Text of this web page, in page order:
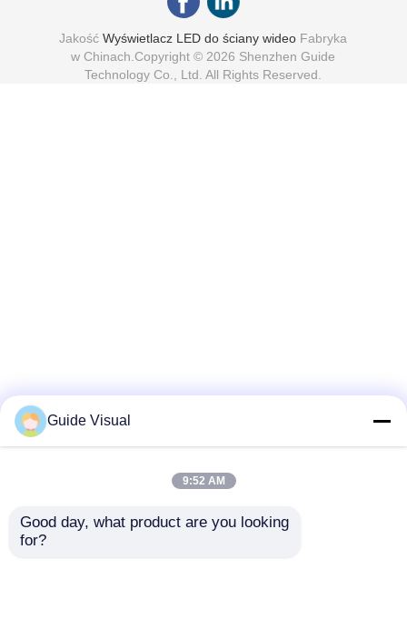
JakośćWyświetlacz LED do ściany wideo Fabryka
w Chinach.Copyright © 2026 Shenzhen Guide
Technology Co., Ltd. All Rights Reserved.
Guide Visual
9:52 AM
Good day, what product are you looking
for?